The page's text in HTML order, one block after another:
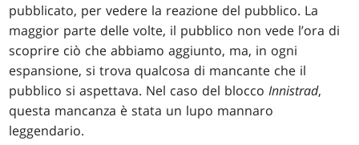
pubblicato, per vedere la reazione del pubblico. La
maggior parte delle volte, il pubblico non vede l’ora di
scoprire ciò che abbiamo aggiunto, ma, in ogni
espansione, si trova qualcosa di mancante che il
pubblico si aspettava. Nel caso del bloccoInnistrad,
questa mancanza è stata un lupo mannaro
leggendario.